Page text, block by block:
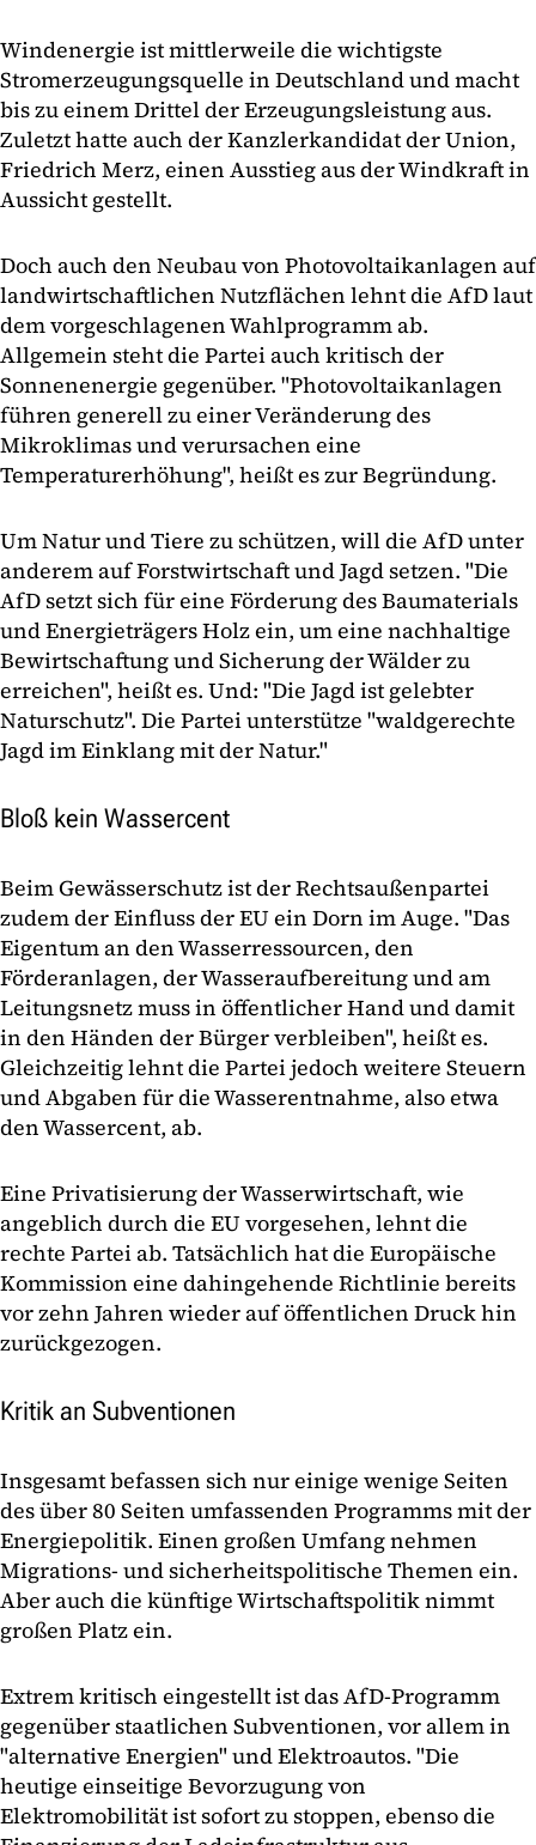
Windenergie ist mittlerweile die wichtigste
Stromerzeugungsquelle in Deutschland und macht
bis zu einem Drittel der Erzeugungsleistung aus.
Zuletzt hatte auch der Kanzlerkandidat der Union,
Friedrich Merz, einen Ausstieg aus der Windkraft in
Aussicht gestellt.
Doch auch den Neubau von Photovoltaikanlagen auf
landwirtschaftlichen Nutzflächen lehnt die AfD laut
dem vorgeschlagenen Wahlprogramm ab.
Allgemein steht die Partei auch kritisch der
Sonnenenergie gegenüber. "Photovoltaikanlagen
führen generell zu einer Veränderung des
Mikroklimas und verursachen eine
Temperaturerhöhung", heißt es zur Begründung.
Um Natur und Tiere zu schützen, will die AfD unter
anderem auf Forstwirtschaft und Jagd setzen. "Die
AfD setzt sich für eine Förderung des Baumaterials
und Energieträgers Holz ein, um eine nachhaltige
Bewirtschaftung und Sicherung der Wälder zu
erreichen", heißt es. Und: "Die Jagd ist gelebter
Naturschutz". Die Partei unterstütze "waldgerechte
Jagd im Einklang mit der Natur."
Bloß kein Wassercent
Beim Gewässerschutz ist der Rechtsaußenpartei
zudem der Einfluss der EU ein Dorn im Auge. "Das
Eigentum an den Wasserressourcen, den
Förderanlagen, der Wasseraufbereitung und am
Leitungsnetz muss in öffentlicher Hand und damit
in den Händen der Bürger verbleiben", heißt es.
Gleichzeitig lehnt die Partei jedoch weitere Steuern
und Abgaben für die Wasserentnahme, also etwa
den Wassercent, ab.
Eine Privatisierung der Wasserwirtschaft, wie
angeblich durch die EU vorgesehen, lehnt die
rechte Partei ab. Tatsächlich hat die Europäische
Kommission eine dahingehende Richtlinie bereits
vor zehn Jahren wieder auf öffentlichen Druck hin
zurückgezogen.
Kritik an Subventionen
Insgesamt befassen sich nur einige wenige Seiten
des über 80 Seiten umfassenden Programms mit der
Energiepolitik. Einen großen Umfang nehmen
Migrations- und sicherheitspolitische Themen ein.
Aber auch die künftige Wirtschaftspolitik nimmt
großen Platz ein.
Extrem kritisch eingestellt ist das AfD-Programm
gegenüber staatlichen Subventionen, vor allem in
"alternative Energien" und Elektroautos. "Die
heutige einseitige Bevorzugung von
Elektromobilität ist sofort zu stoppen, ebenso die